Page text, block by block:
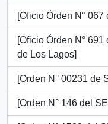
[Oficio Órden N°
[Oficio Órden N°
de Los Lagos]
[Orden N° 00231 de
[Orden N° 146 del